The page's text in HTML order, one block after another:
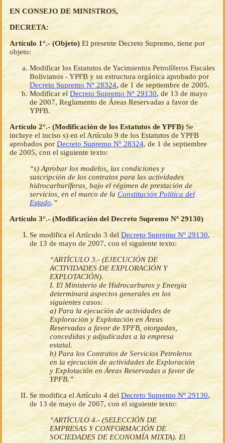
EN CONSEJO DE MINISTROS,
DECRETA:
Artículo 1°.- (Objeto) El presente Decreto Supremo, tiene por
objeto:
Modificar los Estatutos de Yacimientos Petrolíferos Fiscales
Bolivianos - YPFB y su estructura orgánica aprobado por
Decreto Supremo Nº 28324, de 1 de septiembre de 2005.
Modificar el Decreto Supremo Nº 29130, de 13 de mayo
de 2007, Reglamento de Áreas Reservadas a favor de
YPFB.
Artículo 2°.- (Modificación de los Estatutos de YPFB) Se
incluye el inciso s) en el Artículo 9 de los Estatutos de YPFB
aprobados por Decreto Supremo Nº 28324, de 1 de septiembre
de 2005, con el siguiente texto:
“s) Aprobar los modelos, las condiciones y
suscripción de los contratos para las actividades
hidrocarburíferas, bajo el régimen de prestación de
servicios, en el marco de la Constitución Política del
Estado.”
Artículo 3°.- (Modificación del Decreto Supremo Nº 29130)
Se modifica el Artículo 3 del Decreto Supremo Nº 29130,
de 13 de mayo de 2007, con el siguiente texto:
“ARTÍCULO 3.- (EJECUCIÓN DE
ACTIVIDADES DE EXPLORACIÓN Y
EXPLOTACIÓN).
I. El Ministerio de Hidrocarburos y Energía
determinará aspectos generales en los
siguientes casos:
a) Para la ejecución de actividades de
Exploración y Explotación en Áreas
Reservadas a favor de YPFB, otorgadas,
concedidas y adjudicadas a la empresa
estatal.
b) Para los Contratos de Servicios Petroleros
en la ejecución de actividades de Exploración
y Explotación en Áreas Reservadas a favor de
YPFB.”
Se modifica el Artículo 4 del Decreto Supremo Nº 29130,
de 13 de mayo de 2007, con el siguiente texto:
“ARTÍCULO 4.- (SELECCIÓN DE
EMPRESAS Y CONFORMACIÓN DE
SOCIEDADES DE ECONOMÍA MIXTA). El